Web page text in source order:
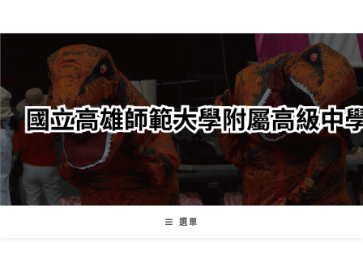
轉
要
內
容
選單